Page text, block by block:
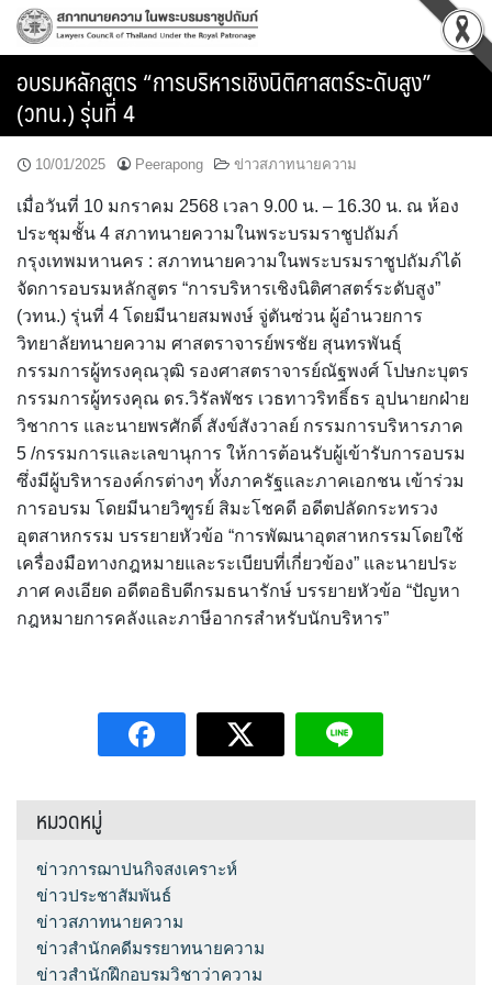
Skip
อบรมหลักสูตร “การบริหารเชิงนิติศาสตร์ระดับสูง”
(วทน.) รุ่นที่ 4
10/01/2025 Peerapong ข่าวสภาทนายความ
เมื่อวันที่ 10 มกราคม 2568 เวลา 9.00 น. – 16.30 น. ณ ห้อง
ประชุมชั้น 4 สภาทนายความในพระบรมราชูปถัมภ์
กรุงเทพมหานคร : สภาทนายความในพระบรมราชูปถัมภ์ได้
จัดการอบรมหลักสูตร “การบริหารเชิงนิติศาสตร์ระดับสูง”
(วทน.) รุ่นที่ 4 โดยมีนายสมพงษ์ จู่ตันซ่วน ผู้อำนวยการ
วิทยาลัยทนายความ ศาสตราจารย์พรชัย สุนทรพันธุ์
กรรมการผู้ทรงคุณวุฒิ รองศาสตราจารย์ณัฐพงศ์ โปษกะบุตร
กรรมการผู้ทรงคุณ ดร.วิรัลพัชร เวธทาวริทธิ์ธร อุปนายกฝ่าย
วิชาการ และนายพรศักดิ์ สังข์สังวาลย์ กรรมการบริหารภาค
5 /กรรมการและเลขานุการ ให้การต้อนรับผู้เข้ารับการอบรม
ซึ่งมีผู้บริหารองค์กรต่างๆ ทั้งภาครัฐและภาคเอกชน เข้าร่วม
การอบรม โดยมีนายวิฑูรย์ สิมะโชคดี อดีตปลัดกระทรวง
อุตสาหกรรม บรรยายหัวข้อ “การพัฒนาอุตสาหกรรมโดยใช้
เครื่องมือทางกฎหมายและระเบียบที่เกี่ยวข้อง” และนายประ
ภาศ คงเอียด อดีตอธิบดีกรมธนารักษ์ บรรยายหัวข้อ “ปัญหา
กฎหมายการคลังและภาษีอากรสำหรับนักบริหาร”
หมวดหมู่
ข่าวการฌาปนกิจสงเคราะห์
ข่าวประชาสัมพันธ์
ข่าวสภาทนายความ
ข่าวสำนักคดีมรรยาทนายความ
ข่าวสำนักฝึกอบรมวิชาว่าความ